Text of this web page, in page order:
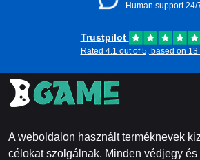
Human support 24/
Trustpilot
Rated 4.1 out of 5, based on
A weboldalon használt terméknevek
célokat szolgálnak. Minden védjegy